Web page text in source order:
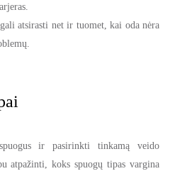
atsirasti net ir tuomet, kai oda nėra
ir pasirinkti tinkamą veido
atpažinti, koks spuogų tipas vargina